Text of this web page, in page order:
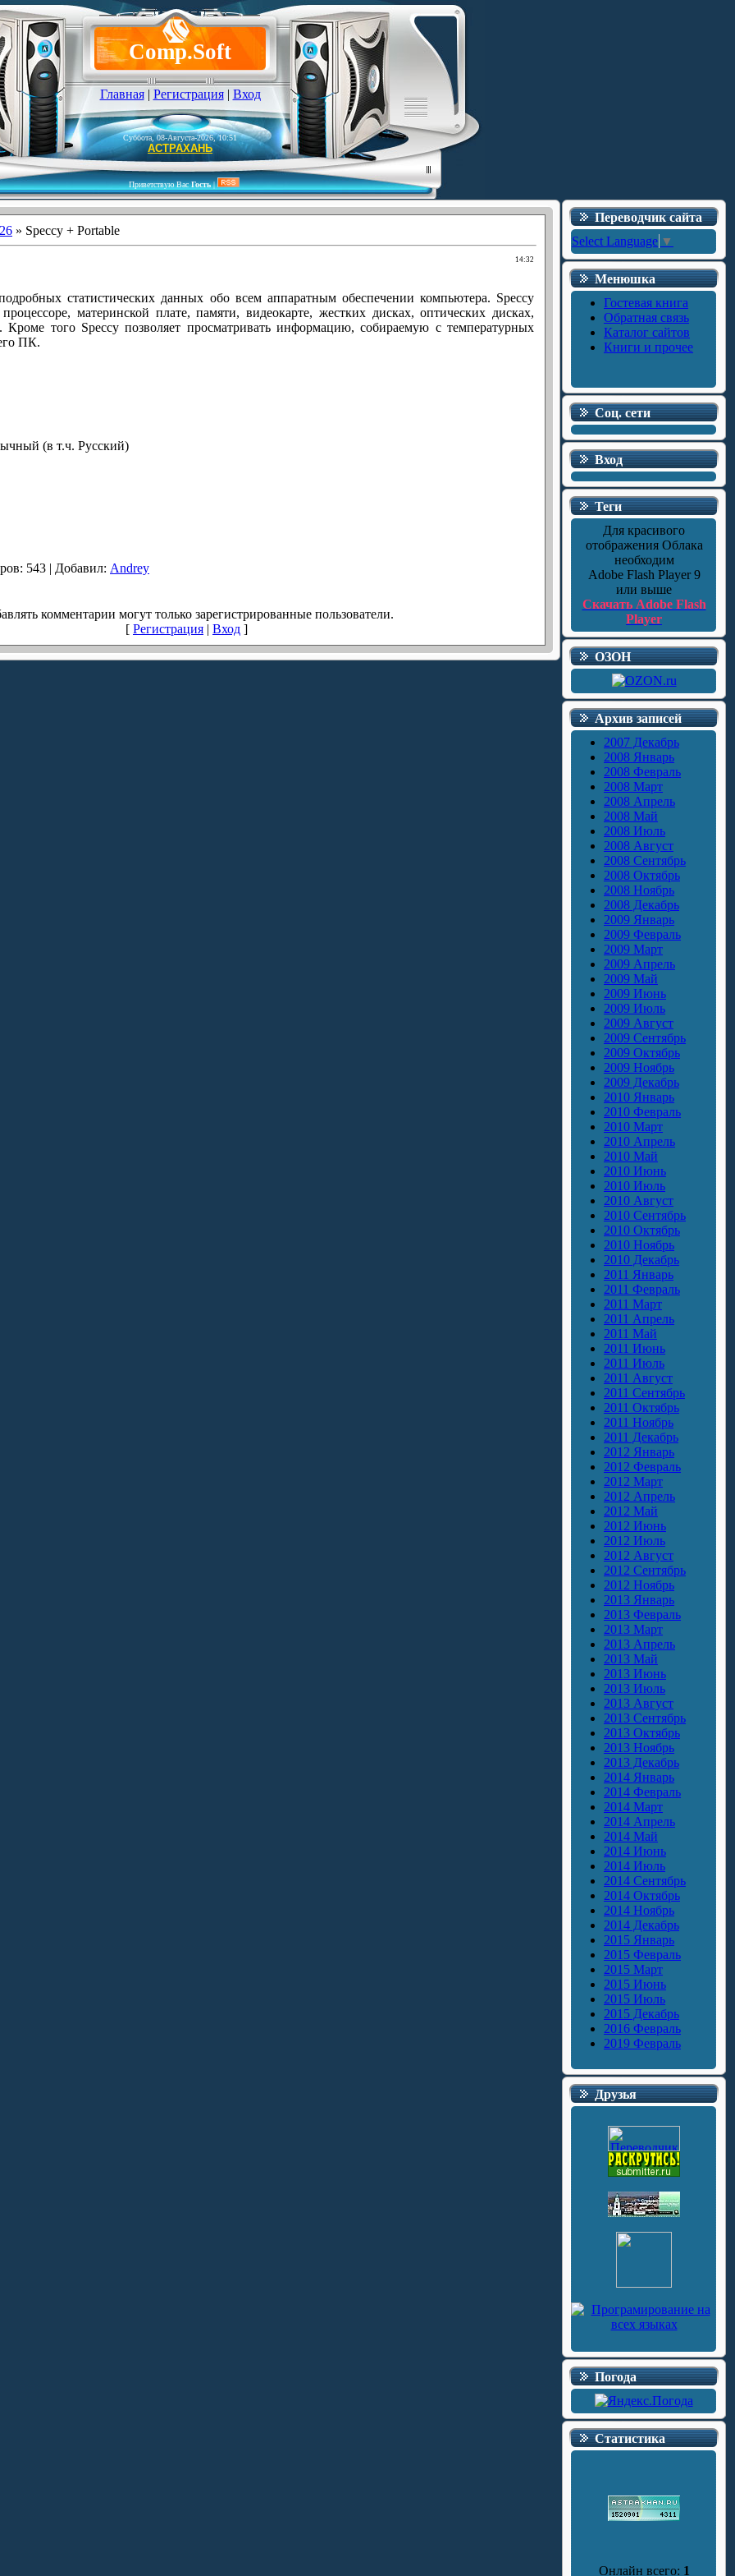
Comp.Soft
Главная| Регистрация| Вход
Суббота, 08-Августа-2026, 10:51
АСТРАХАНЬ
Приветствую Вас Гость|
26 » Speccy + Portable
14:32
статистических данных обо всем аппаратным обеспечении компьютера. Speccy
материнской плате, памяти, видеокарте, жестких дисках, оптических дисках,
Кроме того Speccy позволяет просматривать информацию, собираемую с температурных
ПК.
(в т.ч. Русский)
: 543 | Добавил: Andrey
комментарии могут только зарегистрированные пользователи.
[ Регистрация | Вход ]
Переводчик сайта
Select Language ▼
Менюшка
Гостевая книга
Обратная связь
Каталог сайтов
Книги и прочее
Соц. сети
Вход
Теги
Для красивого
отображения Облака
необходим
Adobe Flash Player 9
или выше
Скачать Adobe Flash
Player
ОЗОН
Архив записей
2007 Декабрь
2008 Январь
2008 Февраль
2008 Март
2008 Апрель
2008 Май
2008 Июль
2008 Август
2008 Сентябрь
2008 Октябрь
2008 Ноябрь
2008 Декабрь
2009 Январь
2009 Февраль
2009 Март
2009 Апрель
2009 Май
2009 Июнь
2009 Июль
2009 Август
2009 Сентябрь
2009 Октябрь
2009 Ноябрь
2009 Декабрь
2010 Январь
2010 Февраль
2010 Март
2010 Апрель
2010 Май
2010 Июнь
2010 Июль
2010 Август
2010 Сентябрь
2010 Октябрь
2010 Ноябрь
2010 Декабрь
2011 Январь
2011 Февраль
2011 Март
2011 Апрель
2011 Май
2011 Июнь
2011 Июль
2011 Август
2011 Сентябрь
2011 Октябрь
2011 Ноябрь
2011 Декабрь
2012 Январь
2012 Февраль
2012 Март
2012 Апрель
2012 Май
2012 Июнь
2012 Июль
2012 Август
2012 Сентябрь
2012 Ноябрь
2013 Январь
2013 Февраль
2013 Март
2013 Апрель
2013 Май
2013 Июнь
2013 Июль
2013 Август
2013 Сентябрь
2013 Октябрь
2013 Ноябрь
2013 Декабрь
2014 Январь
2014 Февраль
2014 Март
2014 Апрель
2014 Май
2014 Июнь
2014 Июль
2014 Сентябрь
2014 Октябрь
2014 Ноябрь
2014 Декабрь
2015 Январь
2015 Февраль
2015 Март
2015 Июнь
2015 Июль
2015 Декабрь
2016 Февраль
2019 Февраль
Друзья
Погода
Статистика
Онлайн всего: 1